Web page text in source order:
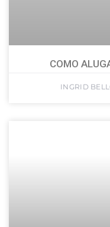
COMO
INGRID